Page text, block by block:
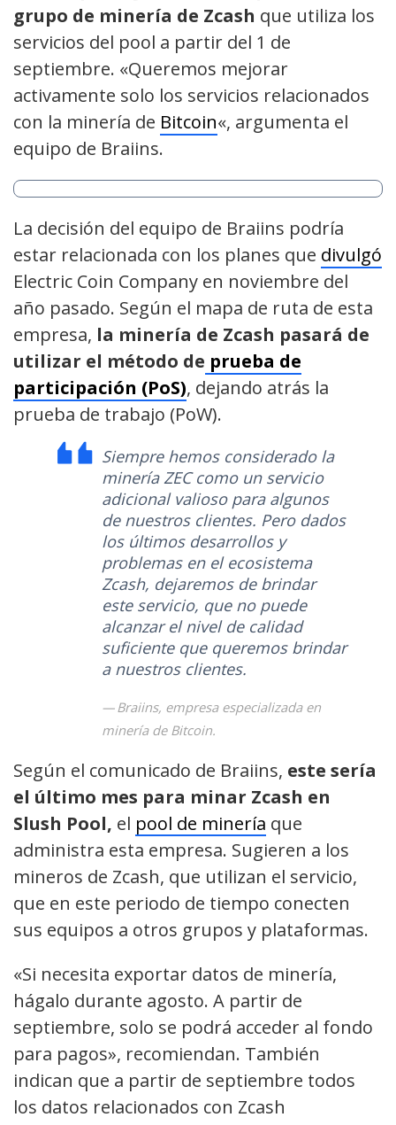
grupo de minería de Zcash que utiliza los
servicios del pool a partir del 1 de
septiembre. «Queremos mejorar
activamente solo los servicios relacionados
con la minería de Bitcoin«, argumenta el
equipo de Braiins.
La decisión del equipo de Braiins podría
estar relacionada con los planes que divulgó
Electric Coin Company en noviembre del
año pasado. Según el mapa de ruta de esta
empresa, la minería de Zcash pasará de
utilizar el método de prueba de
participación (PoS), dejando atrás la
prueba de trabajo (PoW).
Siempre hemos considerado la
minería ZEC como un servicio
adicional valioso para algunos
de nuestros clientes. Pero dados
los últimos desarrollos y
problemas en el ecosistema
Zcash, dejaremos de brindar
este servicio, que no puede
alcanzar el nivel de calidad
suficiente que queremos brindar
a nuestros clientes.
Braiins, empresa especializada en
minería de Bitcoin.
Según el comunicado de Braiins, este sería
el último mes para minar Zcash en
Slush Pool, el pool de minería que
administra esta empresa. Sugieren a los
mineros de Zcash, que utilizan el servicio,
que en este periodo de tiempo conecten
sus equipos a otros grupos y plataformas.
«Si necesita exportar datos de minería,
hágalo durante agosto. A partir de
septiembre, solo se podrá acceder al fondo
para pagos», recomiendan. También
indican que a partir de septiembre todos
los datos relacionados con Zcash